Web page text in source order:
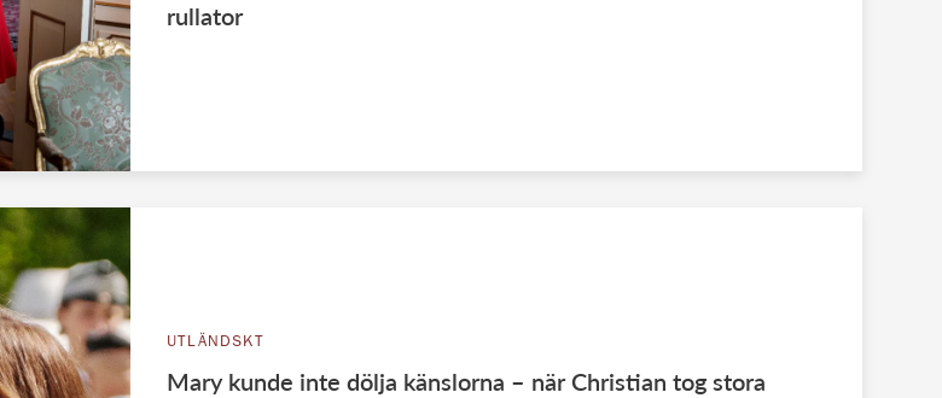
rullator
UTLÄNDSKT
Mary kunde inte dölja känslorna – när Christian tog stora